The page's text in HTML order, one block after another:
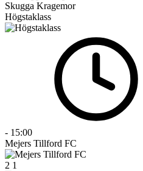
Skugga Kragemor
Högstaklass
- 15:00
Mejers Tillford FC
2 1